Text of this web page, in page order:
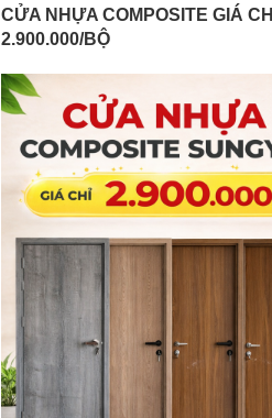
CỬA NHỰA COMPOSITE GIÁ CHỈ
2.900.000/BỘ